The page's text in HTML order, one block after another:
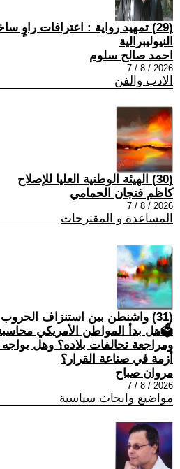
(29) تمهيد رواية : اعترافات راوٍ
النيوليبرالية
احمد صالح سلوم
2026 / 8 / 7
الادب والفن
(30) الهيئة الوطنية العليا للإصلاح
كاظم فنجان الحمامي
2026 / 8 / 7
المساعدة و المقترحات
(31) واشنطن بين استنزاف
🗳هل بدأ المواطن الأمريكي
ومراجعة تحالفات بلاده؟ وهل يواجه
أزمة في صناعة القرار؟
مروان صباح
2026 / 8 / 7
مواضيع وابحاث سياسية